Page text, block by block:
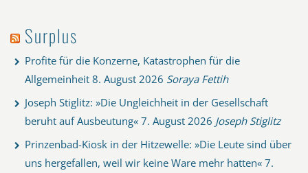
Surplus
Profite für die Konzerne, Katastrophen für die
Allgemeinheit 8. August 2026 Soraya Fettih
Joseph Stiglitz: »Die Ungleichheit in der Gesellschaft
beruht auf Ausbeutung« 7. August 2026 Joseph Stiglitz
Prinzenbad-Kiosk in der Hitzewelle: »Die Leute sind über
uns hergefallen, weil wir keine Ware mehr hatten« 7.